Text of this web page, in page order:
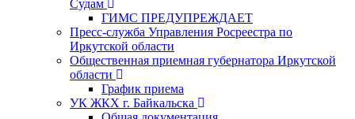
Судам
ГИМС ПРЕДУПРЕЖДАЕТ
Пресс-служба Управления Росреестра по
Иркутской области
Общественная приемная губернатора Иркутской
области
График приема
УК ЖКХ г. Байкальска